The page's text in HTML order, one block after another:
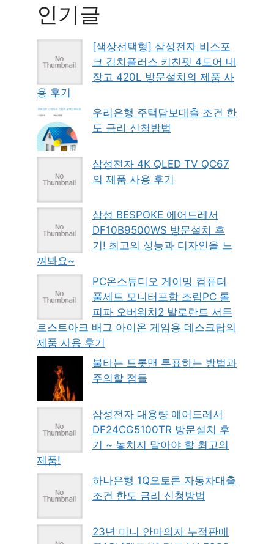
인기글
[색상선택형] 삼성전자 비스포
크 김치플러스 키친핏 4도어 내
장고 420L 방문설치의 제품 사
용 후기
우리은행 주택담보대출 조건 한
도 금리 신청방법
삼성전자 4K QLED TV QC67
의 제품 사용 후기
삼성 BESPOKE 에어드레서
DF10B9500WS 방문설치 후
기! 최고의 성능과 디자인을 느
껴봐요~
PC온스튜디오 게이밍 컴퓨터
풀세트 모니터포함 조립PC 롤
피파 오버워치2 발로란트 서든
로스트아크 배그 아이온 게임용 데스크탑의
제품 사용 후기
불타는 트롯맨 투표하는 방법과
주의할 점들
삼성전자 대용량 에어드레서
DF24CG5100TR 방문설치 후
기 ~ 놓치지 말아야 할 최고의
제품!
하나은행 1Q오토론 자동차대출
조건 한도 금리 신청방법
23년 미니 안마의자 누적판매